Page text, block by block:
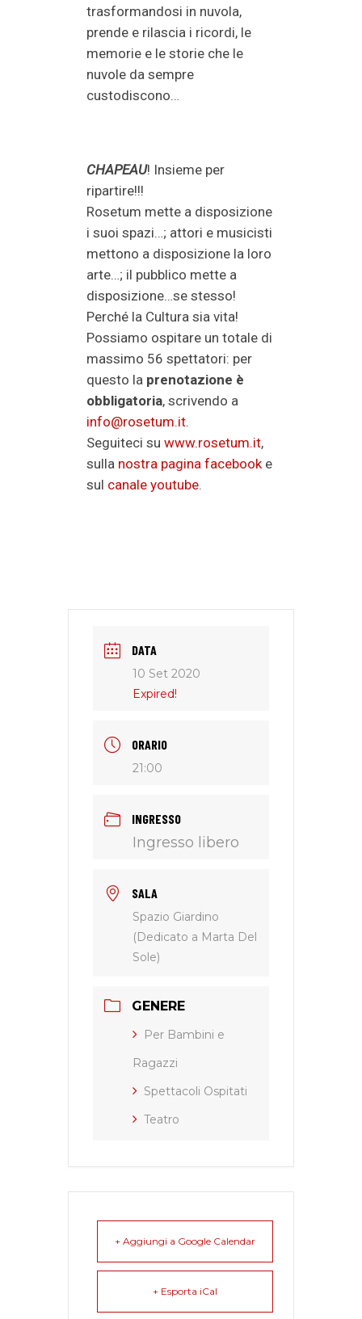
trasformandosi in nuvola,
prende e rilascia i ricordi, le
memorie e le storie che le
nuvole da sempre
custodiscono…
CHAPEAU! Insieme per
ripartire!!!
Rosetum mette a disposizione
i suoi spazi…; attori e musicisti
mettono a disposizione la loro
arte…; il pubblico mette a
disposizione…se stesso!
Perché la Cultura sia vita!
Possiamo ospitare un totale di
massimo 56 spettatori: per
questo la prenotazione è
obbligatoria, scrivendo a
info@rosetum.it.
Seguiteci su www.rosetum.it,
sulla nostra pagina facebooke
sul canale youtube.
DATA
10 Set 2020
Expired!
ORARIO
21:00
INGRESSO
Ingresso libero
SALA
Spazio Giardino
(Dedicato a Marta Del
Sole)
GENERE
Per Bambini e
Ragazzi
Spettacoli Ospitati
Teatro
+ Aggiungi a Google Calendar
+ Esporta iCal